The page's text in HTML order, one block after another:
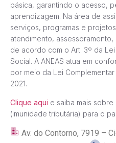
básica, garantindo o acesso,
aprendizagem. Na área de
serviços, programas e
atendimento,
de acordo com o Art. 3º da
Social. A ANEAS atua em
por meio da Lei
2021.
Clique aqui e saiba mais
(imunidade tributária) para o
Av. do Contorno, 7919 –